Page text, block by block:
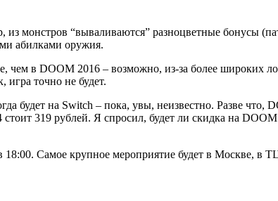
монстров “вываливаются” разноцветные бонусы
абилками оружия.
в DOOM 2016 – возможно, из-за более широких
игра точно не будет.
будет на Switch – пока, увы, неизвестно. Разве
319 рублей. Я спросил, будет ли скидка на
18:00. Самое крупное мероприятие будет в Москве, в